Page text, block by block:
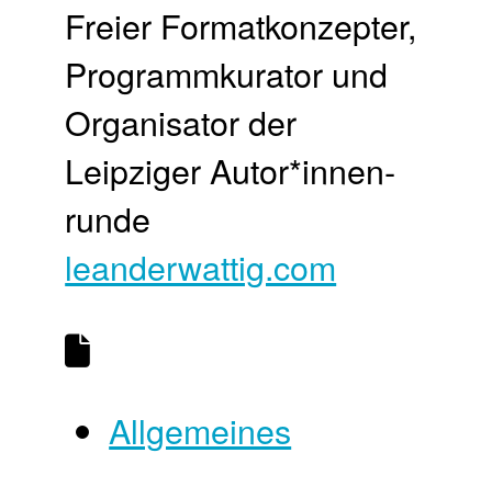
Freier Format­konzepter,
Programm­kurator und
Organisator der
Leipziger Autor*innen­
runde
leanderwattig.com
Allgemeines